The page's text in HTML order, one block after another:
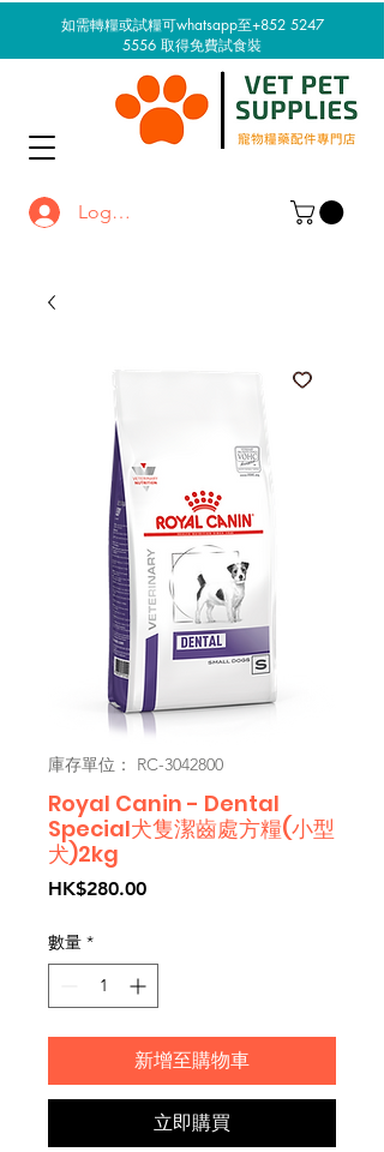
如需轉糧或試糧可whatsapp至+852 5247
5556 取得免費試食裝
Log In / Sign up
庫存單位： RC-3042800
Royal Canin - Dental
Special犬隻潔齒處方糧(小型
犬)2kg
HK$280.00價
數量 *
新增至購物車
立即購買